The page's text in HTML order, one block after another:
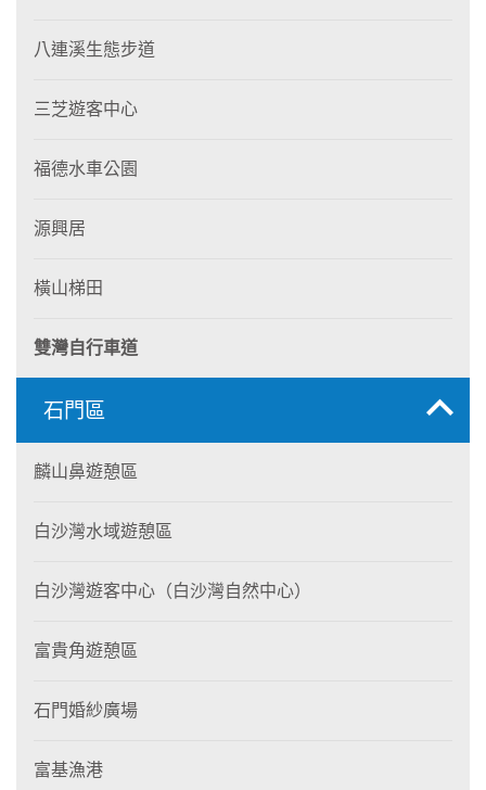
八連溪生態步道
三芝遊客中心
福德水車公園
源興居
橫山梯田
雙灣自行車道
石門區
麟山鼻遊憩區
白沙灣水域遊憩區
白沙灣遊客中心（白沙灣自然中心）
富貴角遊憩區
石門婚紗廣場
富基漁港